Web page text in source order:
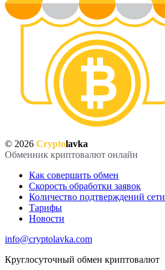
© 2026 Cryptolavka
Обменник криптовалют онлайн
Как совершить обмен
Скорость обработки заявок
Количество подтверждений сети
Тарифы
Новости
info@cryptolavka.com
Круглосуточный обмен криптовалют